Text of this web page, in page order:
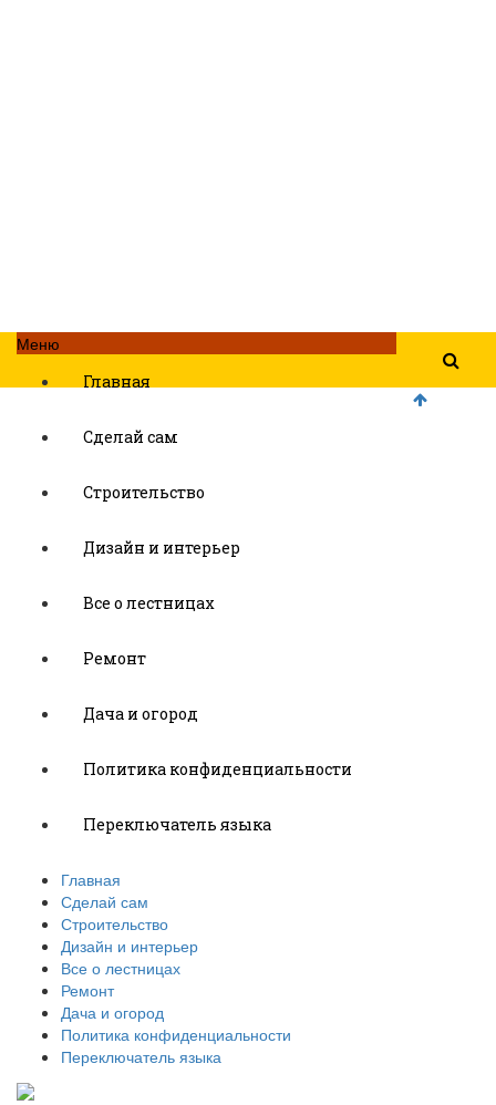
Меню
Главная
Сделай сам
Строительство
Дизайн и интерьер
Все о лестницах
Ремонт
Дача и огород
Политика конфиденциальности
Переключатель языка
Главная
Сделай сам
Строительство
Дизайн и интерьер
Все о лестницах
Ремонт
Дача и огород
Политика конфиденциальности
Переключатель языка